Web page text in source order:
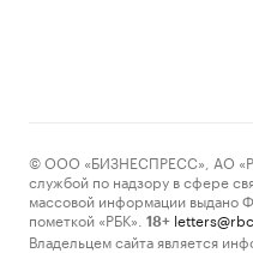
© ООО «БИЗНЕСПРЕСС», АО
службой по надзору в сфере
массовой информации выдано
пометкой «РБК».
18+
Владельцем сайта является